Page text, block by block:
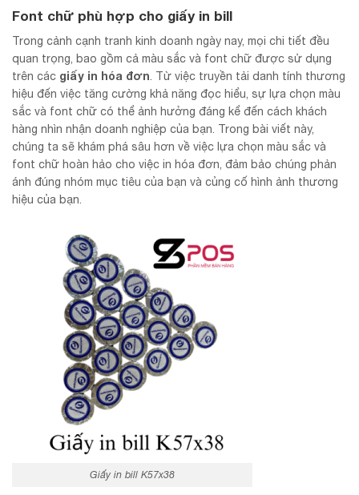
Font chữ phù hợp cho giấy in bill
Trong cảnh cạnh tranh kinh doanh ngày nay, mọi chi tiết đều
quan trọng, bao gồm cả màu sắc và font chữ được sử dụng
trên các giấy in hóa đơn . Từ việc truyền tải danh tính thương
hiệu đến việc tăng cường khả năng đọc hiểu, sự lựa chọn màu
sắc và font chữ có thể ảnh hưởng đáng kể đến cách khách
hàng nhìn nhận doanh nghiệp của bạn. Trong bài viết này,
chúng ta sẽ khám phá sâu hơn về việc lựa chọn màu sắc và
font chữ hoàn hảo cho việc in hóa đơn, đảm bảo chúng phản
ánh đúng nhóm mục tiêu của bạn và củng cố hình ảnh thương
hiệu của bạn.
Giấy in bill K57x38